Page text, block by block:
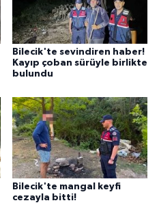
Bilecik'te sevindiren haber!
Kayıp çoban sürüyle birlikte
bulundu
Bilecik'te mangal keyfi
cezayla bitti!